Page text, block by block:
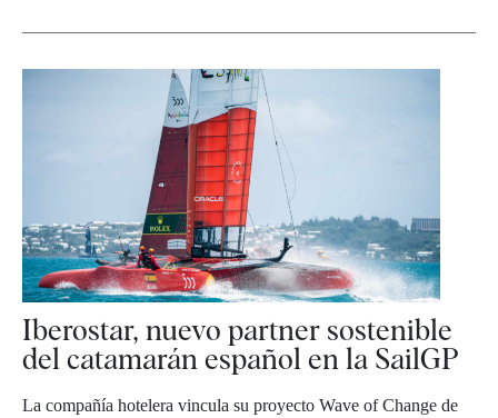
Iberostar, nuevo partner sostenible
del catamarán español en la SailGP
La compañía hotelera vincula su proyecto Wave of Change de